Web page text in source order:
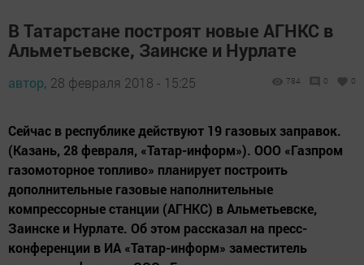
В Татарстане построят новые АГНКС в
Альметьевске, Заинске и Нурлате
автор, 28 февраля 2018 - 15:25 784 0 0
Сейчас в республике действуют 19 газовых заправок.
(Казань, 28 февраля, «Татар-информ»). ООО «Газпром
газомоторное топливо» планирует построить
дополнительные газовые наполнительные
компрессорные станции (АГНКС) в Альметьевске,
Заинске и Нурлате. Об этом рассказал на пресс-
конференции в ИА «Татар-информ» заместитель